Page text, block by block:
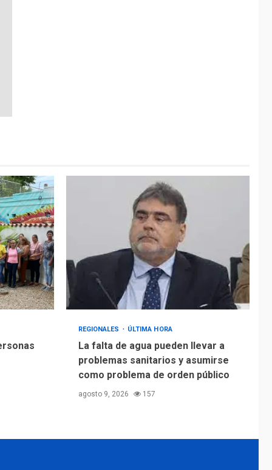
REGIONALES ÚLTIMA HORA
La falta de agua pueden llevar a
problemas sanitarios y asumirse
como problema de orden público
agosto 9, 2026 157